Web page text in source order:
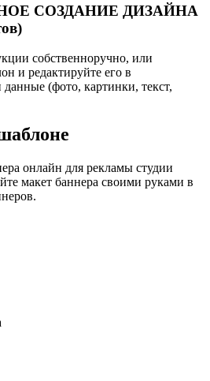
СОЗДАНИЕ ДИЗАЙНА
собственноручно, или
и редактируйте его в
данные (фото, картинки, текст,
онлайн для рекламы студии
макет баннера своими руками в